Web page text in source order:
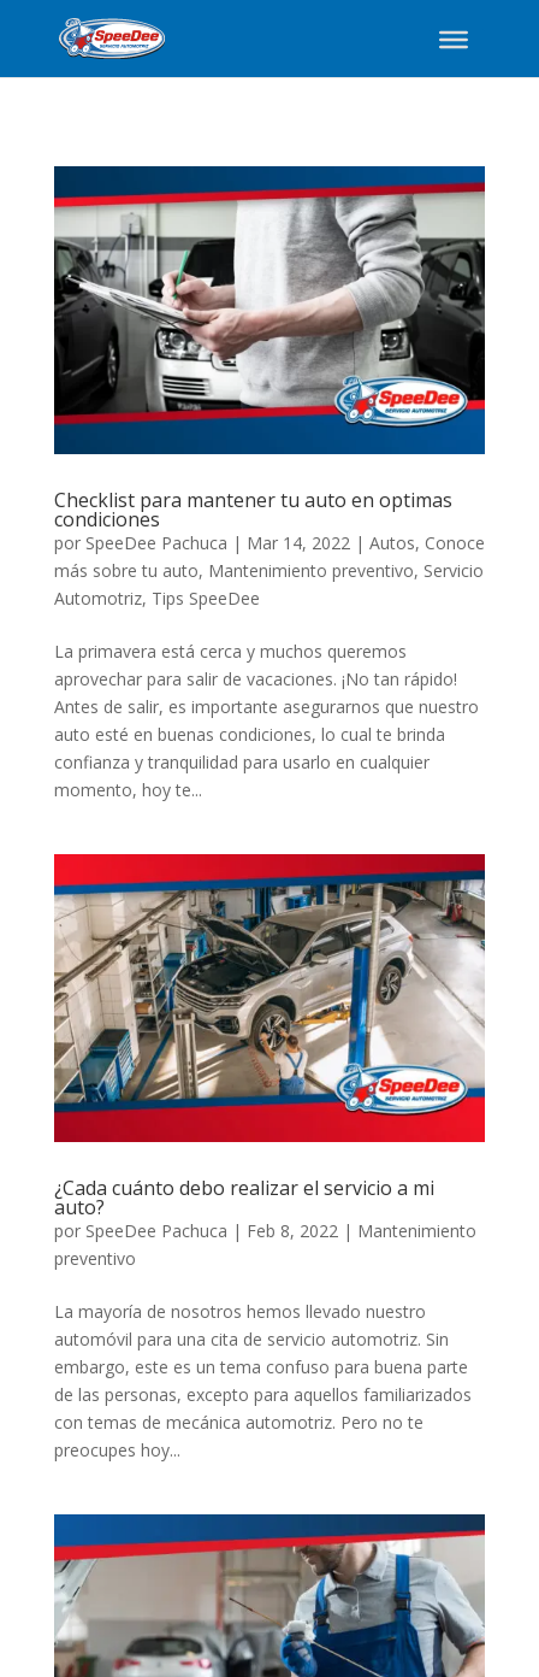
Checklist para mantener tu auto en optimas
condiciones
por SpeeDee Pachuca | Mar 14, 2022| Autos, Conoce
más sobre tu auto, Mantenimiento preventivo, Servicio
Automotriz, Tips SpeeDee
La primavera está cerca y muchos queremos
aprovechar para salir de vacaciones. ¡No tan rápido!
Antes de salir, es importante asegurarnos que nuestro
auto esté en buenas condiciones, lo cual te brinda
confianza y tranquilidad para usarlo en cualquier
momento, hoy te...
¿Cada cuánto debo realizar el servicio a mi
auto?
por SpeeDee Pachuca | Feb 8, 2022| Mantenimiento
preventivo
La mayoría de nosotros hemos llevado nuestro
automóvil para una cita de servicio automotriz. Sin
embargo, este es un tema confuso para buena parte
de las personas, excepto para aquellos familiarizados
con temas de mecánica automotriz. Pero no te
preocupes hoy...